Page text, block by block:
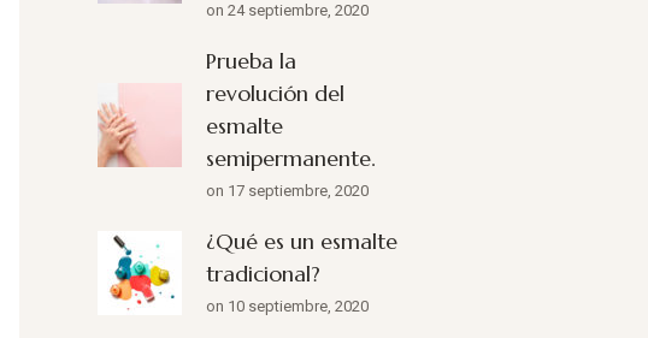
on 24 septiembre, 2020
Prueba la
revolución del
esmalte
semipermanente.
on 17 septiembre, 2020
¿Qué es un esmalte
tradicional?
on 10 septiembre, 2020